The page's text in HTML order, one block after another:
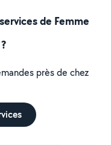
de Femme
près de chez